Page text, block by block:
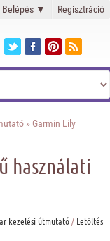
Belépés ▼ Regisztráció
» Garmin Lily
használati
kezelési útmutató/ Letöltés